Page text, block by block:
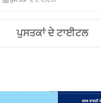
ਪੁਸਤਕਾਂ ਦੇ ਟਾਈਟਲ